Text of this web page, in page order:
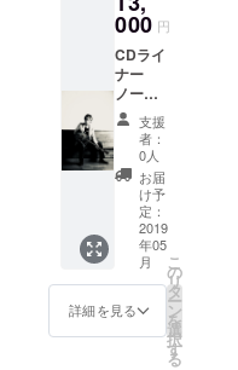
作、 LIVE 活
動で再始
動。 前年に
出場した
NHK ヤング
ミュージッ
クフェス
ティバルに
おいて審査
員特別賞を
受賞。その
時の審査
員、林 立夫
た特定の人物を
比喩するお名前
や公序良俗に反
するお名前は掲
載をお断りする
事が御座いま
す、ご注意くだ
さい。」
イナーノーツに
2019年2月24日
（日）池袋
Absolute
Blue（東京）に
て行うバース
デーライブへご
招待。 「※支援
時に必ず備考欄
にご希望のお名
前をご記入くだ
さい。」 「※記
入がない場合は
CAMPFIREにて
使用されている
ハンドルネーム
000 円
CDライ
ナー
ノーツ
記念撮
影コー
曲2曲収
CD（ス
トレッ
チゴー
ル次第
で曲数
増加）
・過去
音源１
支援
者：
0人
お届
け予
定：
2019
年05
月
詳細を見る
こ
の
リ
タ
ー
ン
を
選
択
す
る